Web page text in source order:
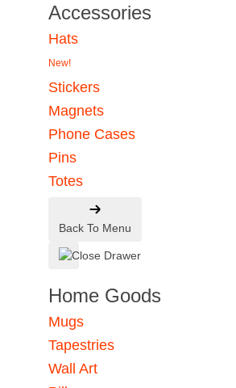
Accessories
Hats
New!
Stickers
Magnets
Phone Cases
Pins
Totes
Back To Menu
Home Goods
Mugs
Tapestries
Wall Art